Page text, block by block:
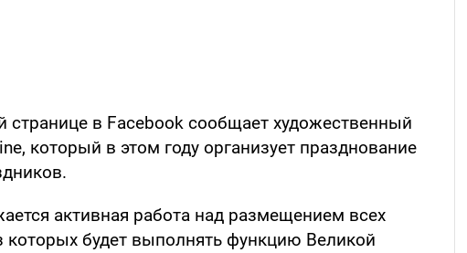
странице в Facebook сообщает художественный
который в этом году организует празднование
активная работа над размещением всех
которых будет выполнять функцию Великой